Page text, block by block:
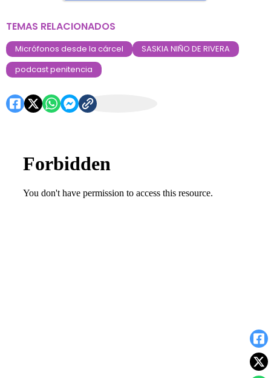
TEMAS RELACIONADOS
Micrófonos desde la cárcel
SASKIA NIÑO DE RIVERA
podcast penitencia